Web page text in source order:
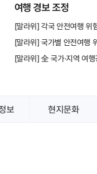
여행 경보 조정
[말라위] 각국 안전여행 위
[말라위] 全 국가·지역 여
보 현지문화